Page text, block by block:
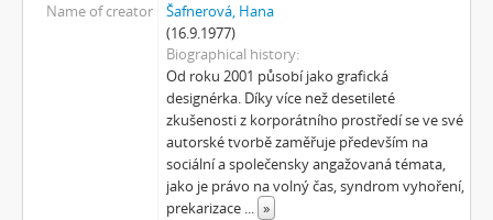
Name of creator
Šafnerová, Hana
(16.9.1977)
Biographical history
Od roku 2001 působí jako grafická
designérka. Díky více než desetileté
zkušenosti z korporátního prostředí se ve své
autorské tvorbě zaměřuje především na
sociální a společensky angažovaná témata,
jako je právo na volný čas, syndrom vyhoření,
prekarizace ... »